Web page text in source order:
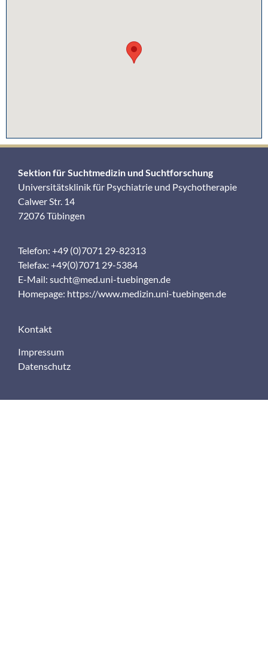
Sektion für Suchtmedizin und Suchtforschung
Universitätsklinik für Psychiatrie und Psychotherapie
Calwer Str. 14
72076 Tübingen
Telefon: +49 (0)7071 29-82313
Telefax: +49(0)7071 29-5384
E-Mail: sucht@med.uni-tuebingen.de
Homepage: https://www.medizin.uni-tuebingen.de
Kontakt
Impressum
Datenschutz